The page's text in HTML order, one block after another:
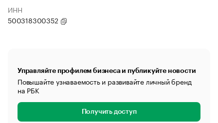
ИНН
500318300352
Управляйте профилем бизнеса и публикуйте новости
Повышайте узнаваемость и развивайте личный бренд
на РБК
Получить доступ